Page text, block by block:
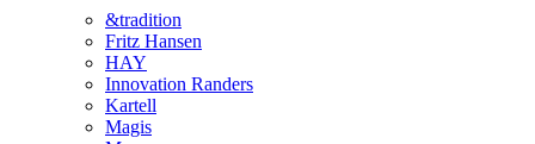
&tradition
Fritz Hansen
HAY
Innovation Randers
Kartell
Magis